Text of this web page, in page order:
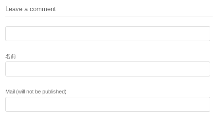
Leave a comment
名前
Mail (will not be published)